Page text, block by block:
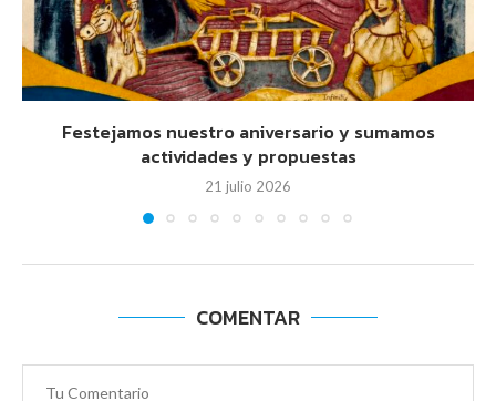
Festejamos nuestro aniversario y sumamos
actividades y propuestas
21 julio 2026
COMENTAR